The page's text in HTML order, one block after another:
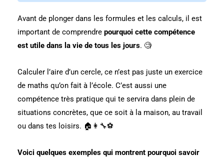
Avant de plonger dans les formules et les calculs, il est
important de comprendre pourquoi cette compétence
est utile dans la vie de tous les jours. 🧐
Calculer l’aire d’un cercle, ce n’est pas juste un exercice
de maths qu’on fait à l’école. C’est aussi une
compétence très pratique qui te servira dans plein de
situations concrètes, que ce soit à la maison, au travail
ou dans tes loisirs. 🏠👩‍🔧⚽
Voici quelques exemples qui montrent pourquoi savoir